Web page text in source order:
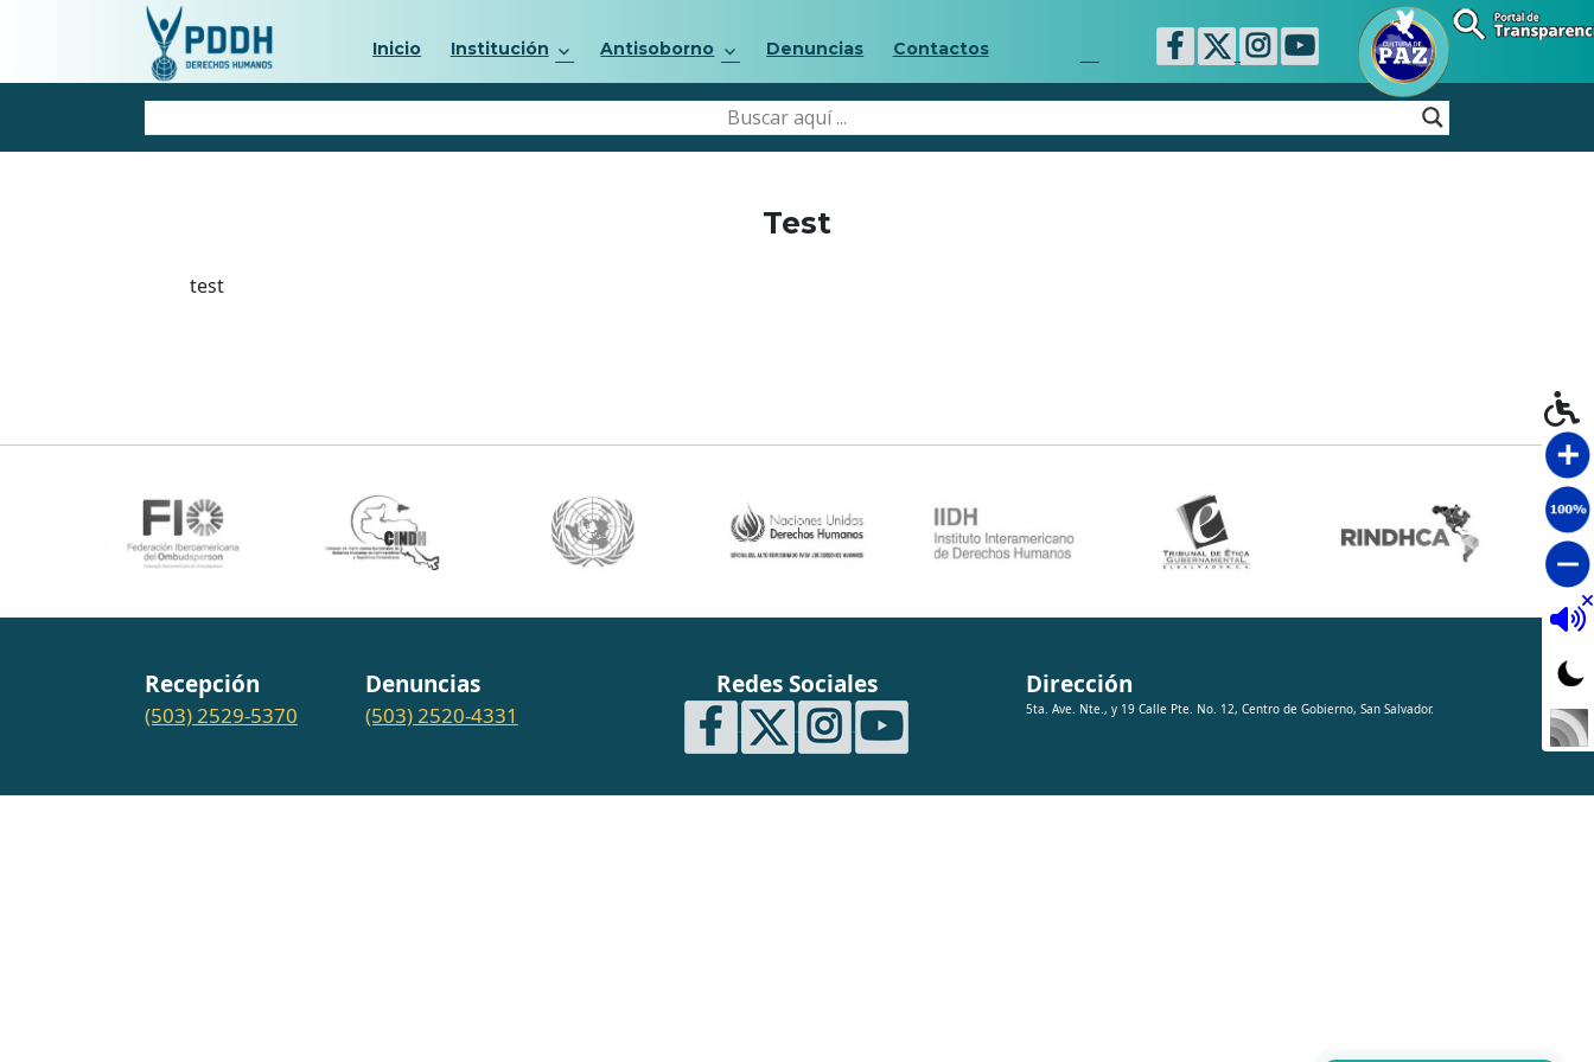
Inicio Institución Antisoborno Denuncias Contactos
Test
test
Recepción
(503) 2529-5370
Denuncias
(503) 2520-4331
Redes Sociales Dirección
5ta. Ave. Nte., y 19 Calle Pte. No. 12, Centro de Gobierno, San Salvador.